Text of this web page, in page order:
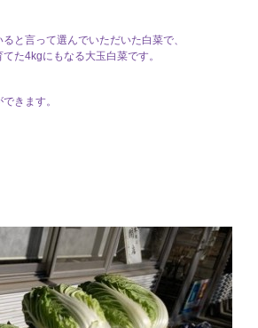
と言って選んでいただいた白菜で、
た4kgにもなる大玉白菜です。
きます。